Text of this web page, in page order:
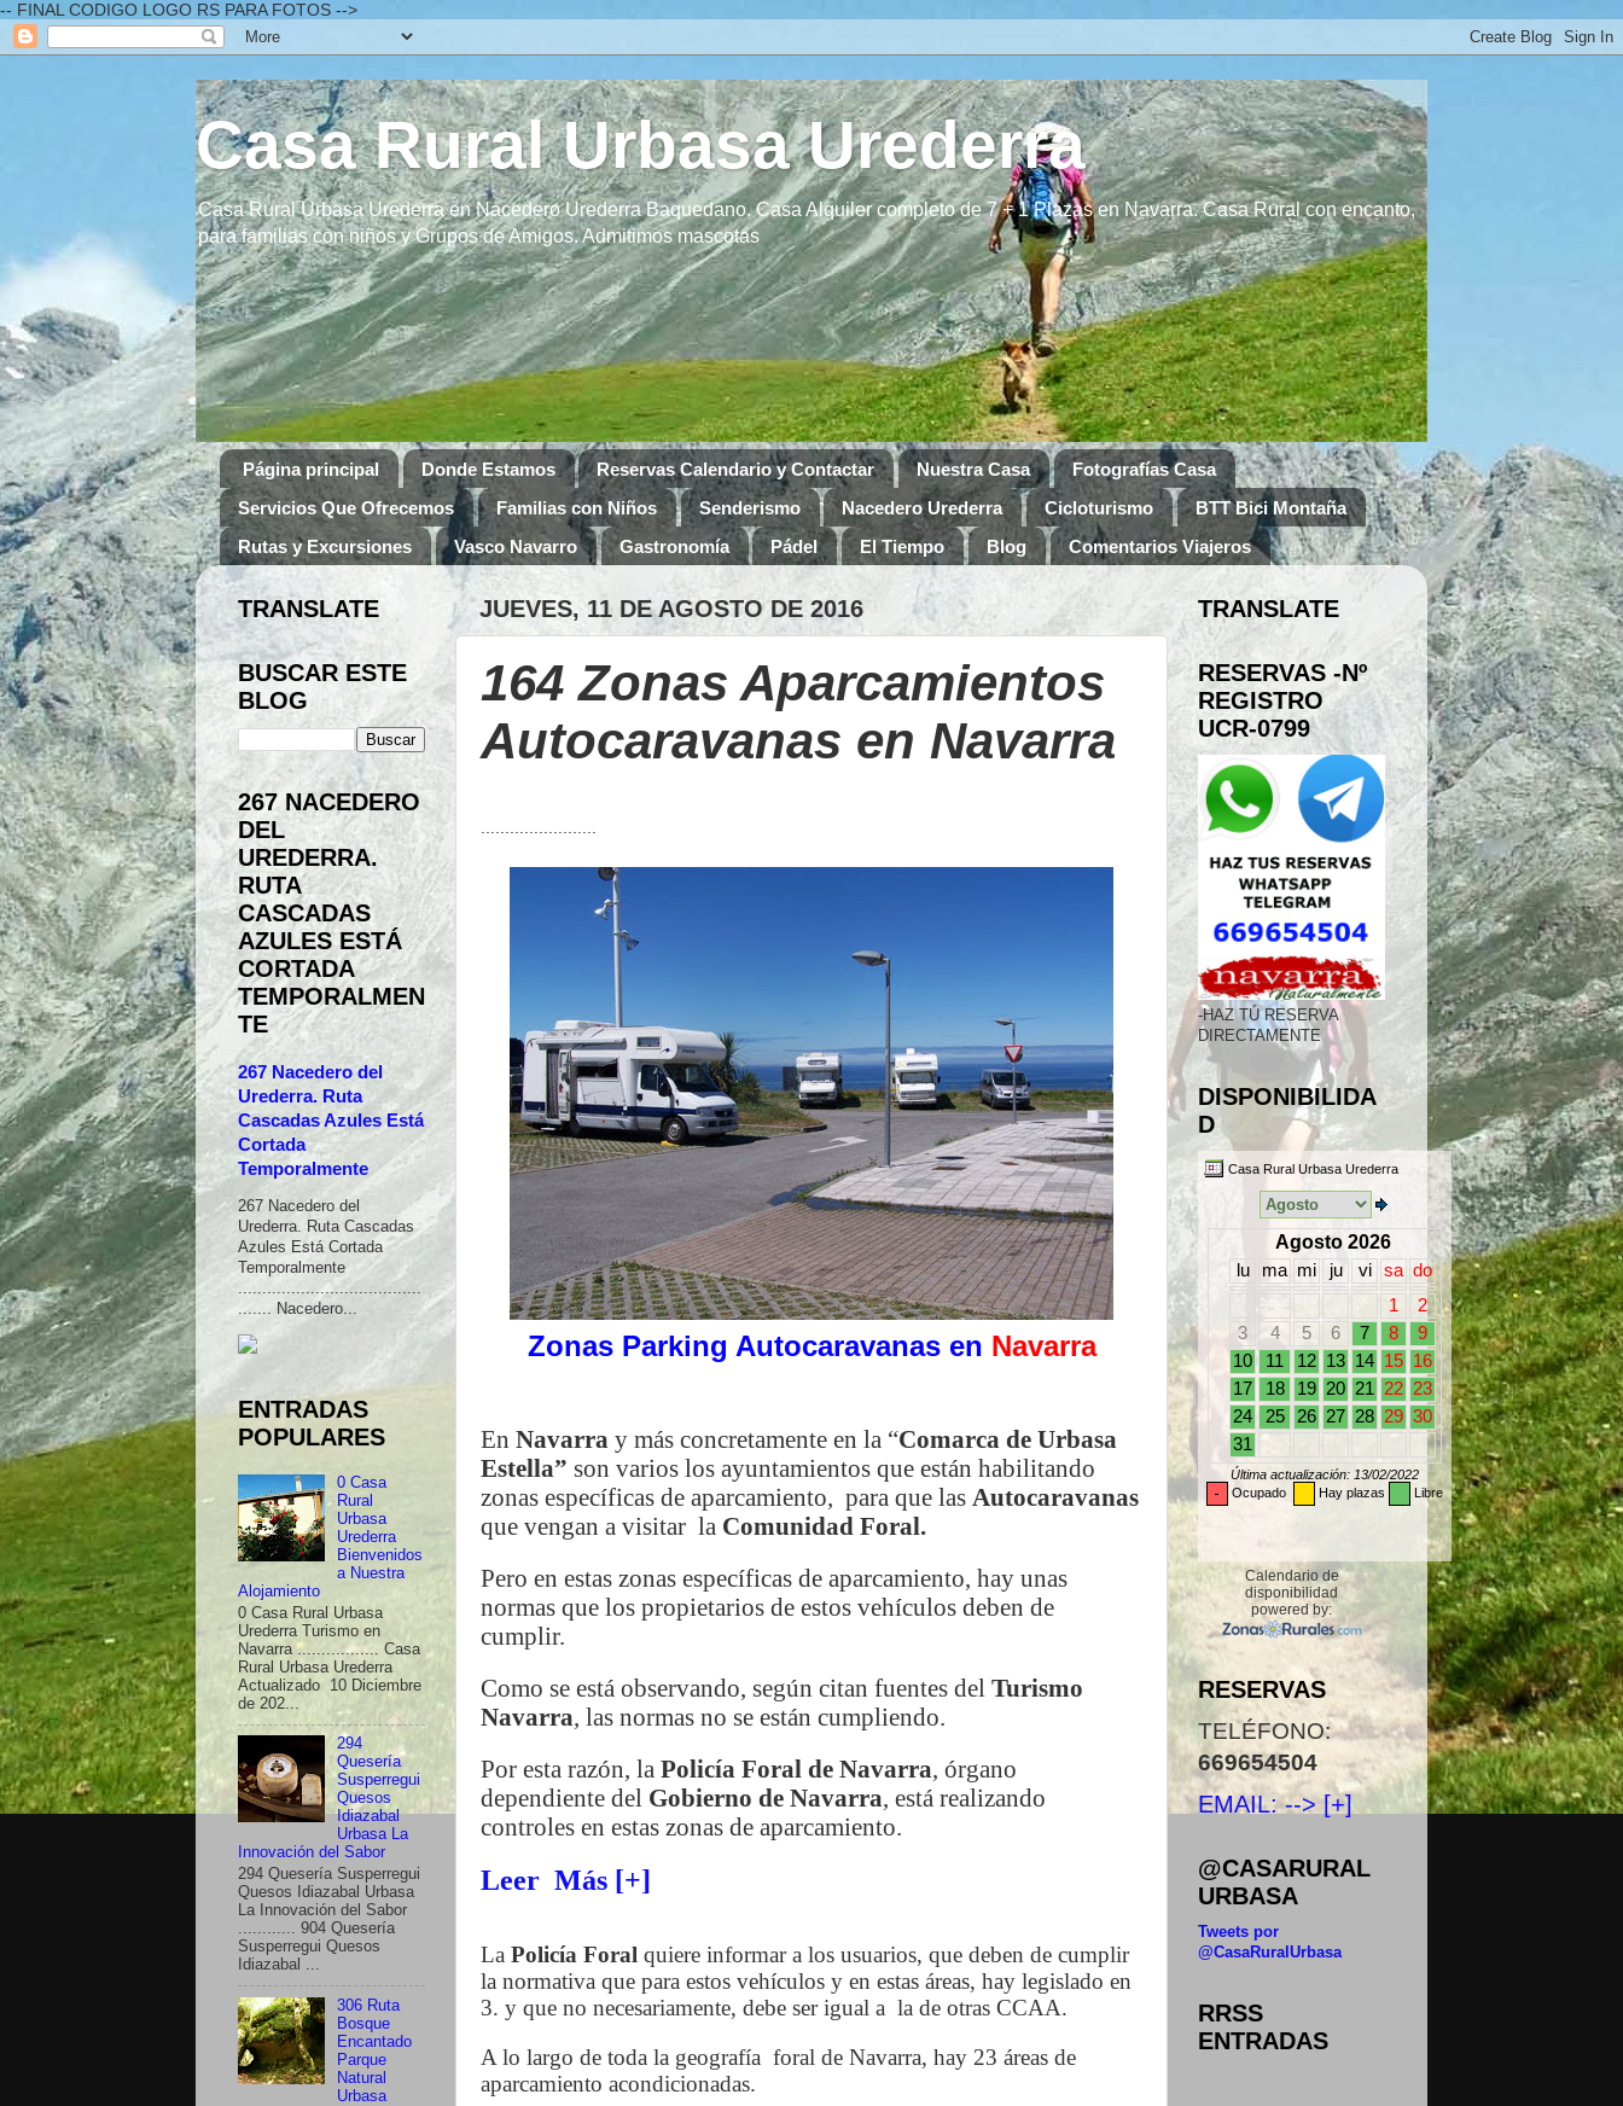
-- FINAL CODIGO LOGO RS PARA FOTOS -->
Casa Rural Urbasa Urederra
Casa Rural Urbasa Urederra en Nacedero Urederra Baquedano. Casa Alquiler completo de 7 + 1 Plazas en Navarra. Casa Rural con encanto,
para familias con niños y Grupos de Amigos. Admitimos mascotas
Página principal Donde Estamos Reservas Calendario y Contactar Nuestra Casa
Fotografías Casa
Servicios Que Ofrecemos
Familias con Niños Senderismo Nacedero Urederra Cicloturismo
BTT Bici Montaña
Rutas y Excursiones
Vasco Navarro Gastronomía Pádel El Tiempo Blog Comentarios Viajeros
JUEVES, 11 DE AGOSTO DE 2016
164 Zonas Aparcamientos
Autocaravanas en Navarra
Zonas Parking Autocaravanas en Navarra
En Navarra y más concretamente en la “Comarca de Urbasa
Estella” son varios los ayuntamientos que están habilitando
zonas específicas de aparcamiento, para que las Autocaravanas
que vengan a visitar la Comunidad Foral.
Pero en estas zonas específicas de aparcamiento, hay unas
normas que los propietarios de estos vehículos deben de
cumplir.
Como se está observando, según citan fuentes del Turismo
Navarra, las normas no se están cumpliendo.
Por esta razón, la Policía Foral de Navarra, órgano
dependiente del Gobierno de Navarra, está realizando
controles en estas zonas de aparcamiento.
Leer Más [+]
La Policía Foral quiere informar a los usuarios, que deben de cumplir
la normativa que para estos vehículos y en estas áreas, hay legislado en
3. y que no necesariamente, debe ser igual a la de otras CCAA.
A lo largo de toda la geografía foral de Navarra, hay 23 áreas de
aparcamiento acondicionadas.
TRANSLATE
BUSCAR ESTE
BLOG
267 NACEDERO
DEL
UREDERRA.
RUTA
CASCADAS
AZULES ESTÁ
CORTADA
TEMPORALMEN
TE
267 Nacedero del
Urederra. Ruta
Cascadas Azules Está
Cortada
Temporalmente
267 Nacedero del
Urederra. Ruta Cascadas
Azules Está Cortada
Temporalmente
......................................
....... Nacedero...
ENTRADAS
POPULARES
0 Casa
Rural
Urbasa
Urederra
Bienvenidos
a Nuestra
Alojamiento
0 Casa Rural Urbasa
Urederra Turismo en
Navarra ................. Casa
Rural Urbasa Urederra
Actualizado 10 Diciembre
de 202...
294
Quesería
Susperregui
Quesos
Idiazabal
Urbasa La
Innovación del Sabor
294 Quesería Susperregui
Quesos Idiazabal Urbasa
La Innovación del Sabor
............ 904 Quesería
Susperregui Quesos
Idiazabal ...
306 Ruta
Bosque
Encantado
Parque
Natural
Urbasa
TRANSLATE
RESERVAS -Nº
REGISTRO
UCR-0799
-HAZ TÚ RESERVA
DIRECTAMENTE
DISPONIBILIDA
D
Calendario de
disponibilidad
powered by:
RESERVAS
TELÉFONO:
669654504
EMAIL: --> [+]
@CASARURAL
URBASA
Tweets por
@CasaRuralUrbasa
RRSS
ENTRADAS